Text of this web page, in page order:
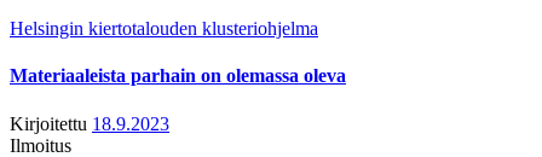
Helsingin kiertotalouden klusteriohjelma
Materiaaleista parhain on olemassa oleva
Kirjoitettu 18.9.2023
Ilmoitus